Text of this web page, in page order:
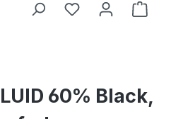
60% Black,